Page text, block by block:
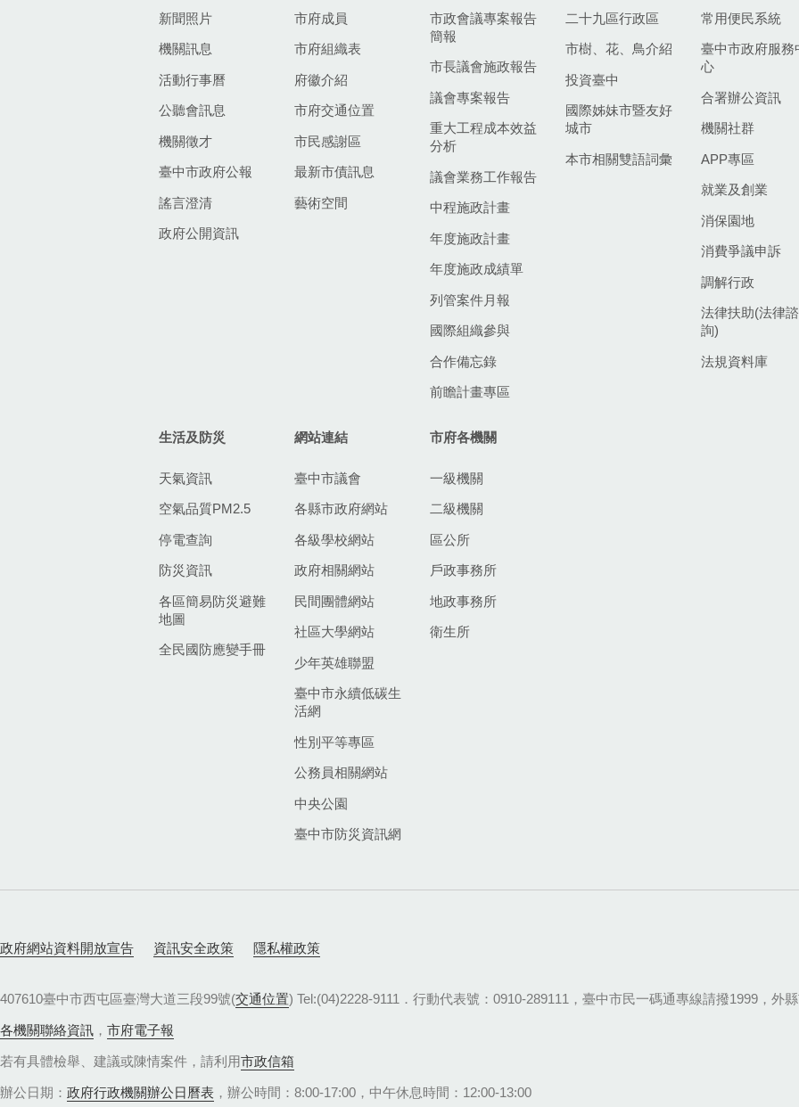
新聞照片
機關訊息
活動行事曆
公聽會訊息
機關徵才
臺中市政府公報
謠言澄清
政府公開資訊
市府成員
市府組織表
府徽介紹
市府交通位置
市民感謝區
最新市債訊息
藝術空間
市政會議專案報告
簡報
市長議會施政報告
議會專案報告
重大工程成本效益
分析
議會業務工作報告
中程施政計畫
年度施政計畫
年度施政成績單
列管案件月報
國際組織參與
合作備忘錄
前瞻計畫專區
二十九區行政區
市樹、花、鳥介紹
投資臺中
國際姊妹市暨友好
城市
本市相關雙語詞彙
常用便民系統
臺中市政府服務
心
合署辦公資訊
機關社群
APP專區
就業及創業
消保園地
消費爭議申訴
調解行政
法律扶助(法律諮
詢)
法規資料庫
生活及防災
天氣資訊
空氣品質PM2.5
停電查詢
防災資訊
各區簡易防災避難
地圖
全民國防應變手冊
網站連結
臺中市議會
各縣市政府網站
各級學校網站
政府相關網站
民間團體網站
社區大學網站
少年英雄聯盟
臺中市永續低碳生
活網
性別平等專區
公務員相關網站
中央公園
臺中市防災資訊網
市府各機關
一級機關
二級機關
區公所
戶政事務所
地政事務所
衛生所
政府網站資料開放宣告 資訊安全政策 隱私權政策
407610臺中市西屯區臺灣大道三段99號(交通位置) Tel:(04)2228-9111．行動代表號：0910-289111，臺中市民一碼通專線請撥1999，外
各機關聯絡資訊 ， 市府電子報
若有具體檢舉、建議或陳情案件，請利用市政信箱
辦公日期： 政府行政機關辦公日曆表 ，辦公時間：8:00-17:00，中午休息時間：12:00-13:00